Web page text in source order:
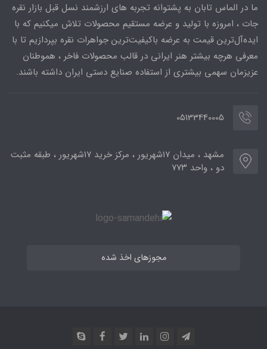
ما در الماس تابان به پشتوانه تجربه های ارزشمند نسل قبل بازار نقره
جات ، امروزه با تولید و عرضه مستقیم محصولات تلاش میکنیم که با
ایده‌آل‌ترین قیمت به عرضه باکیفیت‌ترین جواهرات نقره بپردازیم تا با
معرفی هرچه بیشتر هنر ایرانی در قالب محصولات فاخر ، هموطنان
عزیزمان سهمی بیشتری از استفاده صنایع دستی ایران داشته باشند.
05133440005
مشهد ، میدان ۱۷شهریور ، مرکز خرید ۱۷شهریور ، طبقه مثبت
دو ، واحد ۷۷۳
مجوزهای اخذ شده